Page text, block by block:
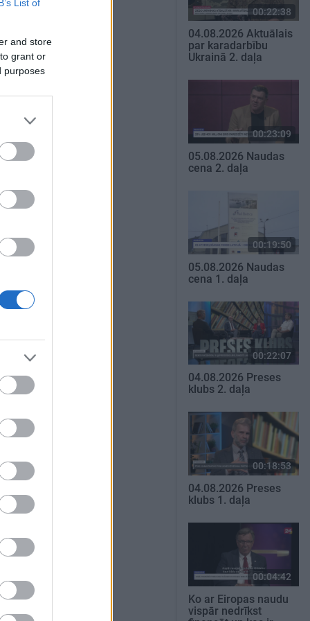
List of
and store
grant or
purposes
00:22:38
04.08.2026 Aktuālais
par karadarbību
Ukrainā 2. daļa
00:23:09
05.08.2026 Naudas
cena 2. daļa
00:19:50
05.08.2026 Naudas
cena 1. daļa
00:22:07
04.08.2026 Preses
klubs 2. daļa
00:18:53
04.08.2026 Preses
klubs 1. daļa
00:04:42
Ko ar Eiropas naudu
vispār nedrīkst